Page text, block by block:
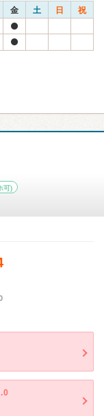
金 土 日 祝
可)